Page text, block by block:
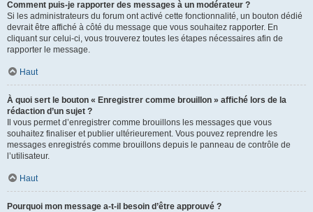
Comment puis-je rapporter des messages à un modérateur ?
Si les administrateurs du forum ont activé cette fonctionnalité, un bouton dédié
devrait être affiché à côté du message que vous souhaitez rapporter. En
cliquant sur celui-ci, vous trouverez toutes les étapes nécessaires afin de
rapporter le message.
Haut
À quoi sert le bouton « Enregistrer comme brouillon » affiché lors de la
rédaction d’un sujet ?
Il vous permet d’enregistrer comme brouillons les messages que vous
souhaitez finaliser et publier ultérieurement. Vous pouvez reprendre les
messages enregistrés comme brouillons depuis le panneau de contrôle de
l’utilisateur.
Haut
Pourquoi mon message a-t-il besoin d’être approuvé ?